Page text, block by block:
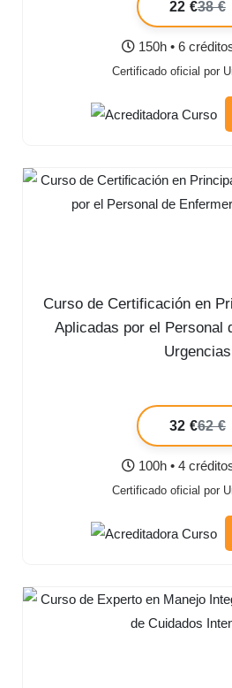
22 €38 €
150h • 6
Certificado oficial por
Curso de Certificación en
Aplicadas por el Personal
Urgencias
32 €62 €
100h • 4
Certificado oficial por